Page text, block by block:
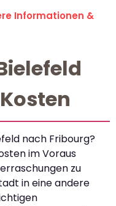
Informationen &
nach Fribourg?
im Voraus
zu
in eine andere